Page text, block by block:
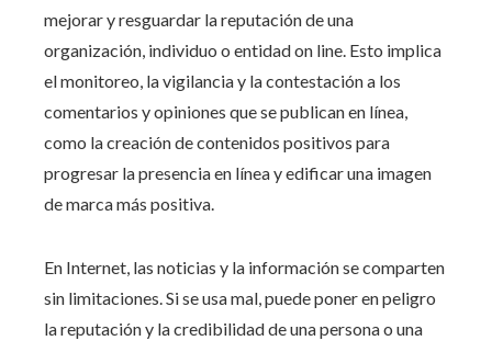
mejorar y resguardar la reputación de una
organización, individuo o entidad on line. Esto implica
el monitoreo, la vigilancia y la contestación a los
comentarios y opiniones que se publican en línea,
como la creación de contenidos positivos para
progresar la presencia en línea y edificar una imagen
de marca más positiva.
En Internet, las noticias y la información se comparten
sin limitaciones. Si se usa mal, puede poner en peligro
la reputación y la credibilidad de una persona o una